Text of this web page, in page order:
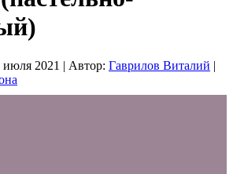
июля 2021 | Автор: Гаврилов Виталий |